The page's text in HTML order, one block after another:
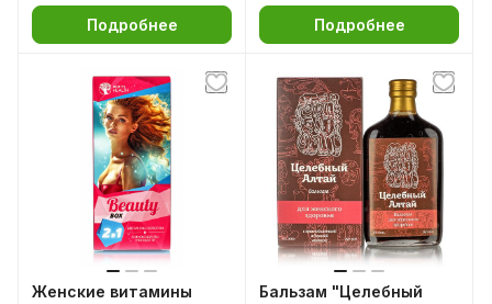
Подробнее Подробнее
Женские витамины
Бальзам "Целебный